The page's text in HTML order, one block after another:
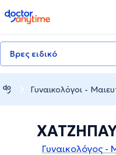
doctoranytime
Βρες ειδικό
Γυναικολόγοι -
Γυναικολόγος -